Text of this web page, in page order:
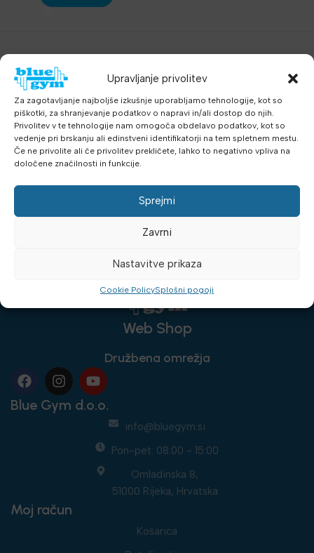
Upravljanje privolitev
Za zagotavljanje najboljše izkušnje uporabljamo tehnologije, kot so
piškotki, za shranjevanje podatkov o napravi in/ali dostop do njih.
Privolitev v te tehnologije nam omogoča obdelavo podatkov, kot so
vedenje pri brskanju ali edinstveni identifikatorji na tem spletnem mestu.
Če ne privolite ali če privolitev prekličete, lahko to negativno vpliva na
določene značilnosti in funkcije.
Sprejmi
Zavrni
Nastavitve prikaza
Cookie PolicySplošni pogoji
Web Shop
Družbena omrežja
Blue Gym d.o.o.
info@bluegym.si
Pon-pet: 08:00 - 15:00
Omladinska 8,
51000 Rijeka, Hrvatska
Moj račun
Košarica